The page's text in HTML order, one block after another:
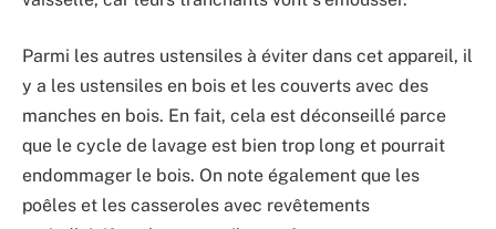
Parmi les autres ustensiles à éviter dans cet appareil, il
y a les ustensiles en bois et les couverts avec des
manches en bois. En fait, cela est déconseillé parce
que le cycle de lavage est bien trop long et pourrait
endommager le bois. On note également que les
poêles et les casseroles avec revêtements